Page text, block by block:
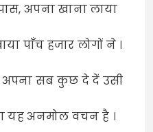
अपना खाना लाया
पाँच हजार लोगों ने ।
अपना सब कुछ दे दें उसी
यह अनमोल वचन है ।